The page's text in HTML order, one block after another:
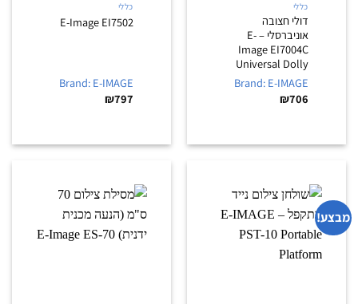
כללי
דולי חצובה
אוניברסלי – E-
Image EI7004C
Universal Dolly
Brand: E-IMAGE
₪706
כללי
E-Image EI7502
Brand: E-IMAGE
₪797
מבצע!